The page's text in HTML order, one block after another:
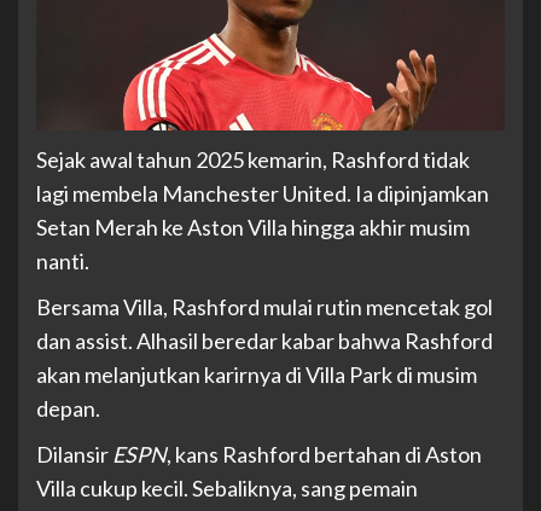
Sejak awal tahun 2025 kemarin, Rashford tidak
lagi membela Manchester United. Ia dipinjamkan
Setan Merah ke Aston Villa hingga akhir musim
nanti.
Bersama Villa, Rashford mulai rutin mencetak gol
dan assist. Alhasil beredar kabar bahwa Rashford
akan melanjutkan karirnya di Villa Park di musim
depan.
Dilansir ESPN, kans Rashford bertahan di Aston
Villa cukup kecil. Sebaliknya, sang pemain